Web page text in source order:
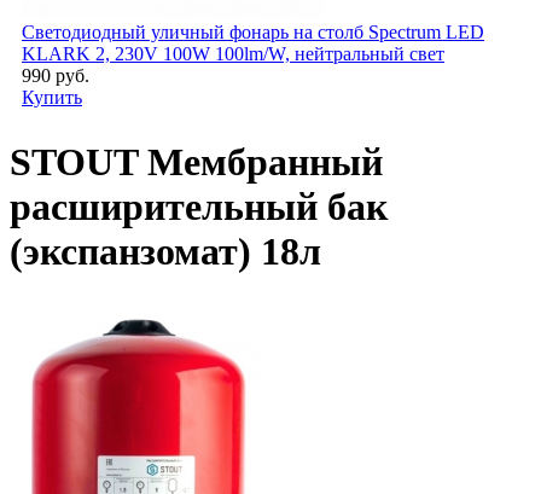
Светодиодный уличный фонарь на столб Spectrum LED
KLARK 2, 230V 100W 100lm/W, нейтральный свет
990 руб.
Купить
STOUT Мембранный
расширительный бак
(экспанзомат) 18л